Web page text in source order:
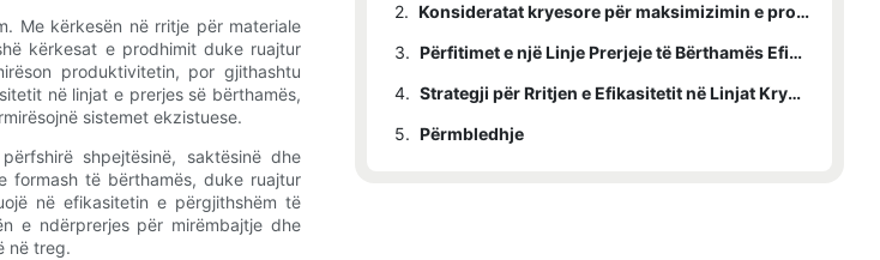
Me kërkesën në rritje për materiale
kërkesat e prodhimit duke ruajtur
produktivitetin, por gjithashtu
në linjat e prerjes së bërthamës,
sistemet ekzistuese.
shpejtësinë, saktësinë dhe
formash të bërthamës, duke ruajtur
në efikasitetin e përgjithshëm të
e ndërprerjes për mirëmbajtje dhe
në treg.
2.
Konsideratat kryesore për maksimizimin e prodhimit
3.
Përfitimet e një Linje Prerjeje të Bërthamës Efikase
4.
Strategji për Rritjen e Efikasitetit në Linjat Kryesore të Prerjes
5. Përmbledhje